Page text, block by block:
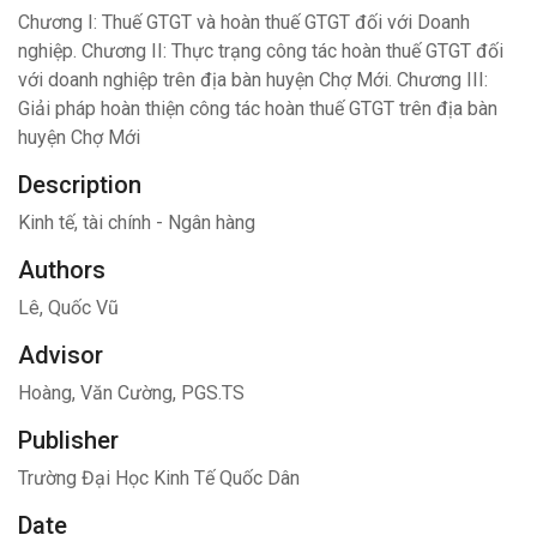
Chương I: Thuế GTGT và hoàn thuế GTGT đối với Doanh
nghiệp. Chương II: Thực trạng công tác hoàn thuế GTGT đối
với doanh nghiệp trên địa bàn huyện Chợ Mới. Chương III:
Giải pháp hoàn thiện công tác hoàn thuế GTGT trên địa bàn
huyện Chợ Mới
Description
Kinh tế, tài chính - Ngân hàng
Authors
Lê, Quốc Vũ
Advisor
Hoàng, Văn Cường, PGS.TS
Publisher
Trường Đại Học Kinh Tế Quốc Dân
Date